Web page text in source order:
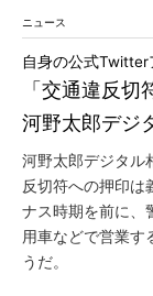
ニュース
「交通違反
河野太郎デジ
自身の公式Twitter
河野太郎デジタル
反切符への押印は
ナス時期を前に、
用車などで営業す
うだ。